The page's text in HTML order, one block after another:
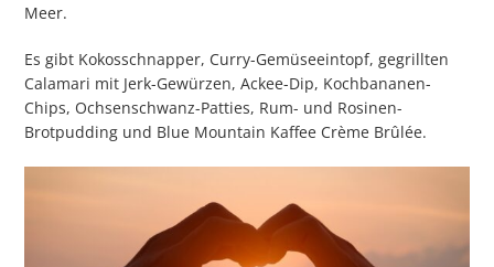
Meer.
Es gibt Kokosschnapper, Curry-Gemüseeintopf, gegrillten
Calamari mit Jerk-Gewürzen, Ackee-Dip, Kochbananen-
Chips, Ochsenschwanz-Patties, Rum- und Rosinen-
Brotpudding und Blue Mountain Kaffee Crème Brûlée.